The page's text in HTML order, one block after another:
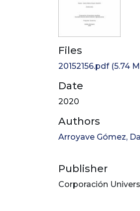
Files
20152156.pdf(5.74
Date
2020
Authors
Arroyave Gómez,
Publisher
Corporación